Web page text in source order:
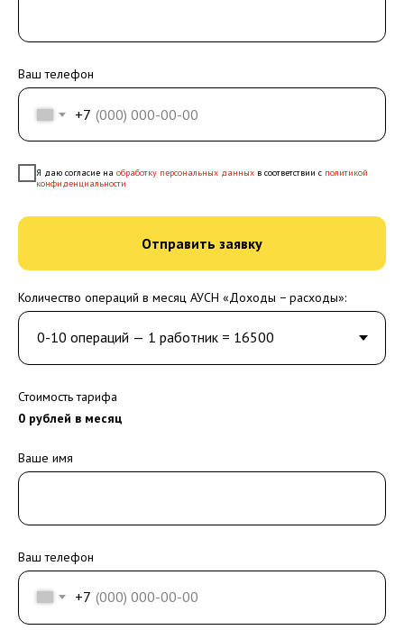
Ваш телефон
+7
Я даю согласие на обработку персональных данных в соответствии с политикой
конфиденциальности
Отправить заявку
Количество операций в месяц АУСН «Доходы − расходы»:
Стоимость тарифа
0 рублей в месяц
Ваше имя
Ваш телефон
+7